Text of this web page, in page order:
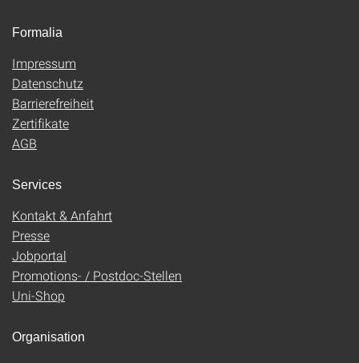
Formalia
Impressum
Datenschutz
Barrierefreiheit
Zertifikate
AGB
Services
Kontakt & Anfahrt
Presse
Jobportal
Promotions- / Postdoc-Stellen
Uni-Shop
Organisation